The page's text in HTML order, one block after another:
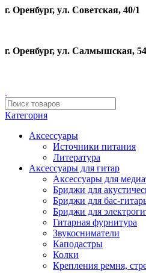
г. Оренбург, ул. Советская, 40/1
г. Оренбург, ул. Салмышская,
Категория
Аксессуары
Источники питания
Литература
Аксессуары для гитар
Аксессуары для
Бриджи для
Бриджи для бас-
Бриджи для
Гитарная фурнитура
Звукосниматели
Каподастры
Колки
Крепления ремня,